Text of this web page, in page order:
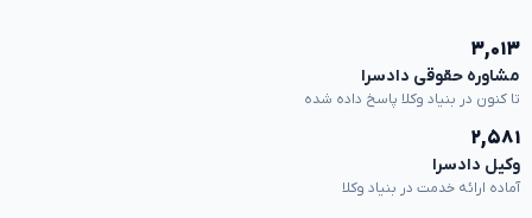
۳,۰۱۳
مشاوره حقوقی دادسرا
تا کنون در بنیاد وکلا پاسخ داده شده
۲,۵۸۱
وکیل دادسرا
آماده ارائه خدمت در بنیاد وکلا